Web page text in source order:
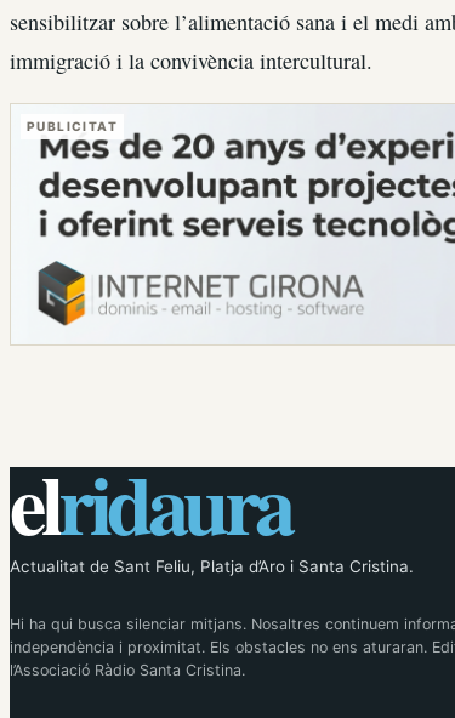
sensibilitzar sobre l’alimentació sana i el medi
immigració i la convivència intercultural.
PUBLICITAT
elridaura
Actualitat de Sant Feliu, Platja d’Aro i Santa Cristina.
Hi ha qui busca silenciar mitjans. Nosaltres continuem
independència i proximitat. Els obstacles no ens aturaran.
l’Associació Ràdio Santa Cristina.